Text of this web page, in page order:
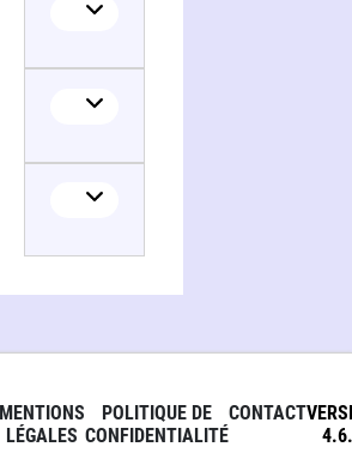
MENTIONS
LÉGALES
POLITIQUE DE
CONFIDENTIALITÉ
CONTACT